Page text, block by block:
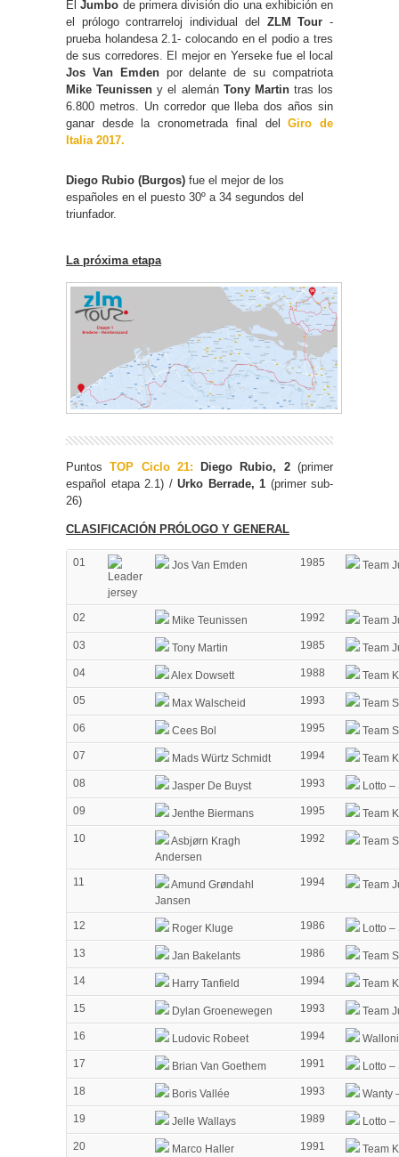
ElJumbo de primera división dio una exhibición en
el prólogo contrarreloj individual del ZLM Tour -
prueba holandesa 2.1- colocando en el podio a tres
de sus corredores. El mejor en Yerseke fue el local
Jos Van Emdenpor delante de su compatriota
Mike Teunissen y el alemán Tony Martin tras los
6.800 metros. Un corredor que lleba dos años sin
ganar desde la cronometrada final delGiro de
Italia 2017.
Diego Rubio (Burgos) fue el mejor de los
españoles en el puesto 30º a 34 segundos del
triunfador.
La próxima etapa
PuntosTOP Ciclo 21: Diego Rubio, 2(primer
español etapa 2.1) / Urko Berrade, 1 (primer sub-
26)
CLASIFICACIÓN PRÓLOGO Y GENERAL
01 Jos Van Emden 1985 Team
02 Mike Teunissen 1992
Team
03
Tony Martin 1985
Team
04
Alex Dowsett 1988
Team
05
Max Walscheid 1993
Team
06
Cees Bol 1995
Team
07
Mads Würtz Schmidt 1994
Team
08
Jasper De Buyst 1993
Lotto
09
Jenthe Biermans 1995
Team
10
Asbjørn Kragh
Andersen
1992 Team
11
Amund Grøndahl
Jansen
1994 Team
12 Roger Kluge 1986
Lotto
13
Jan Bakelants 1986
Team
14
Harry Tanfield 1994
Team
15
Dylan Groenewegen 1993
Team
16
Ludovic Robeet 1994
17
Brian Van Goethem 1991
Lotto
18
Boris Vallée 1993
Wanty
19
Jelle Wallays 1989
Lotto
20
Marco Haller 1991
Team